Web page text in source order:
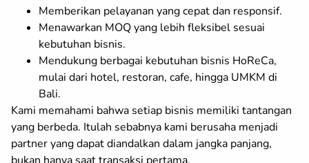
Memberikan pelayanan yang cepat dan responsif.
Menawarkan MOQ yang lebih fleksibel sesuai
kebutuhan bisnis.
Mendukung berbagai kebutuhan bisnis HoReCa,
mulai dari hotel, restoran, cafe, hingga UMKM di
Bali.
Kami memahami bahwa setiap bisnis memiliki tantangan
yang berbeda. Itulah sebabnya kami berusaha menjadi
partner yang dapat diandalkan dalam jangka panjang,